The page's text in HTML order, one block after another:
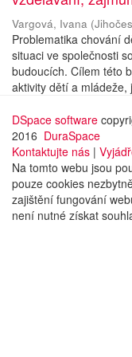
Vargová, Ivana (
Problematika chování
situaci ve společnosti
budoucích. Cílem této
aktivity dětí a mládeže,
DSpace software
2016 DuraSpace
Kontaktujte nás |
Na tomto webu jsou
pouze cookies
zajištění fungování
není nutné získat